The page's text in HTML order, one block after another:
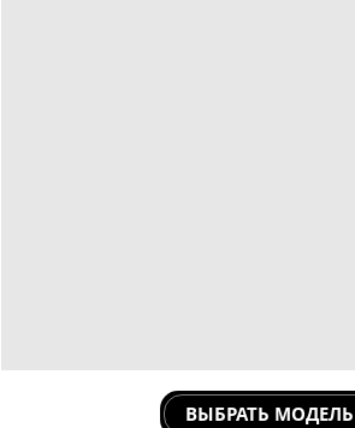
ВЫБРАТЬ МОДЕЛЬ